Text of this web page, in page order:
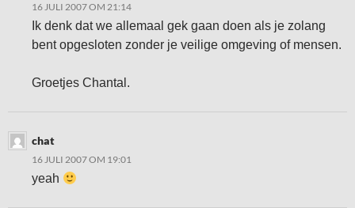
16 JULI 2007 OM 21:14
Ik denk dat we allemaal gek gaan doen als je zolang
bent opgesloten zonder je veilige omgeving of mensen.
Groetjes Chantal.
chat
16 JULI 2007 OM 19:01
yeah